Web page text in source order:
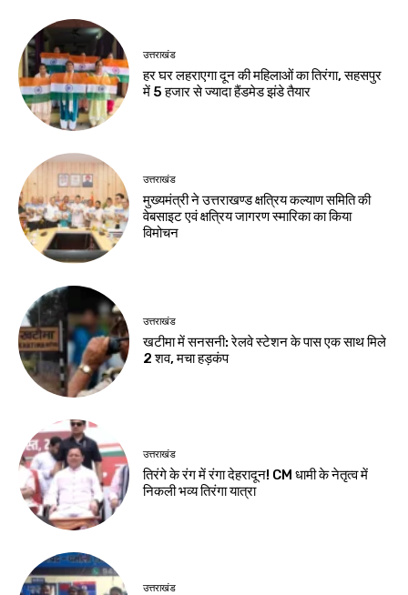
उत्तराखंड
हर घर लहराएगा दून की महिलाओं का तिरंगा, सहसपुर
में 5 हजार से ज्यादा हैंडमेड झंडे तैयार
उत्तराखंड
मुख्यमंत्री ने उत्तराखण्ड क्षत्रिय कल्याण समिति की
वेबसाइट एवं क्षत्रिय जागरण स्मारिका का किया
विमोचन
उत्तराखंड
खटीमा में सनसनी: रेलवे स्टेशन के पास एक साथ मिले
2 शव, मचा हड़कंप
उत्तराखंड
तिरंगे के रंग में रंगा देहरादून! CM धामी के नेतृत्व में
निकली भव्य तिरंगा यात्रा
उत्तराखंड